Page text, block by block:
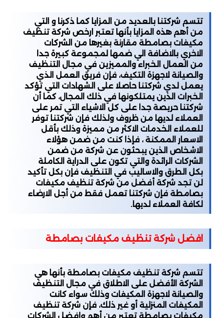
تتسم شركتنا بالعديد من المزايا كما ذكرنا و التي
من أهم هذه المزايا بأنها تعتبر ارخص شركة تنظيف
مكيفات بصامطة مقارنة بغيرها من الشركات
الاخري بالاضافة الي ضمها لمجموعة كبيرة جدا
من العمال الخبراء والمميزين في مجال التنظيف
والصيانة لاجهزة التكيف، فإن فريق العمل الذي
يعمل لدي شركتنا حاصلا على الشهادات التي تؤكد
الخبرات الذين يمتلكونها في ذلك المجال، كما أن
شركتنا حريصة جدا على كل الاشياء التي تمر على
العملاء لديها من ظروف ولذلك فإن شركتنا توفر
للعملاء الخدمات الاكثر من مميزة وذلك بأقل
الاسعار الممكنة ، فإذا كنت من ضمن هؤلاء
الاشخاص الذين يبحثون عن شركة من ضمن
الشركات الرائدة والتي تكون على الدراية الكاملة
بكل الطرق والاساليب في التنظيف فإن بكل تأكيد
لن تجد شركة أفضل من شركة تنظيف مكيفات
بصامطة فإن شركتنا تعمل فقط من أجل الارضاء
لكافة العملاء لديها.
افضل شركة تنظيف مكيفات بصامطة
تتسم شركة تنظيف مكيفات بصامطة بأنها هي
الشركة الأفضل على الاطلاق في مجال التنظيف
والصيانة لاجهزة المكيفات وذلك سواء كانت
المكيفات المنزلية أو غير ذلك، فإن شركة تنظيف
مكيفات بصامطة تعتبر من أهم وافضل الشركات